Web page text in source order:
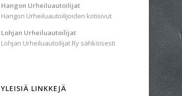
Hangon Urheiluautoilijat
Hangon Urheiluautoilijoiden kotisivut
Lohjan Urheiluautoilijat
Lohjan Urheiluautoilijat Ry sähköisesti
YLEISIÄ LINKKEJÄ